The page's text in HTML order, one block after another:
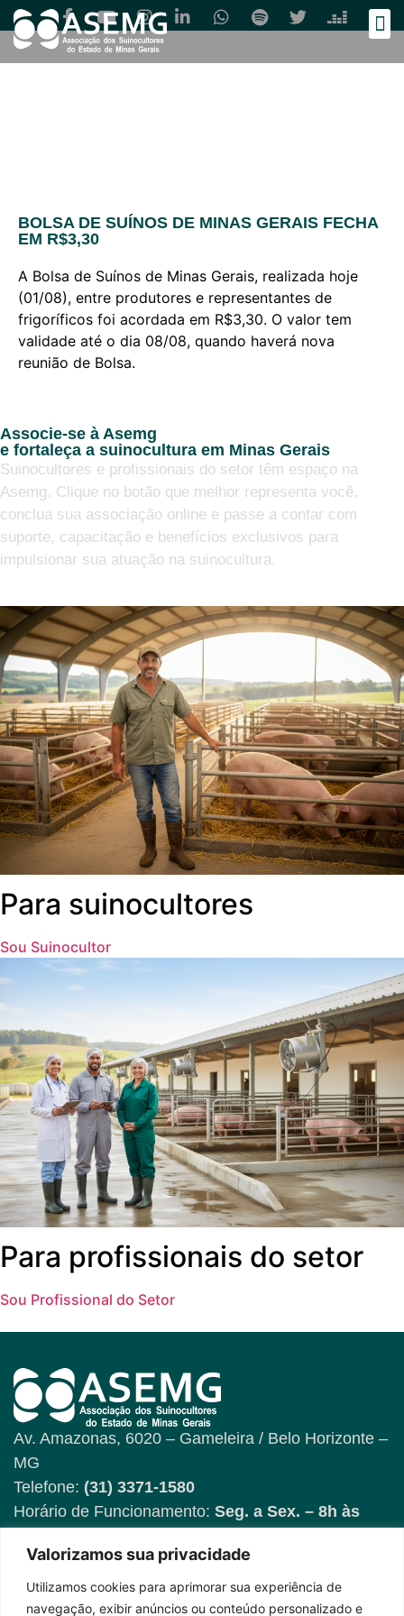
Valorizamos sua privacidade
Utilizamos cookies para aprimorar sua experiência de
navegação, exibir anúncios ou conteúdo personalizado e
BOLSA DE SUÍNOS DE MINAS GERAIS FECHA
EM R$3,30
A Bolsa de Suínos de Minas Gerais, realizada hoje
(01/08), entre produtores e representantes de
frigoríficos foi acordada em R$3,30. O valor tem
validade até o dia 08/08, quando haverá nova
reunião de Bolsa.
Associe-se à Asemg
e fortaleça a suinocultura em Minas Gerais
Suinocultores e profissionais do setor têm espaço na
Asemg. Clique no botão que melhor representa você,
conclua sua associação online e passe a contar com
suporte, capacitação e benefícios exclusivos para
impulsionar sua atuação na suinocultura.
Para suinocultores
Sou Suinocultor
Para profissionais do setor
Sou Profissional do Setor
Av. Amazonas, 6020 – Gameleira / Belo Horizonte –
MG
Telefone: (31) 3371-1580
Horário de Funcionamento: Seg. a Sex. – 8h às
Fique por dentro das